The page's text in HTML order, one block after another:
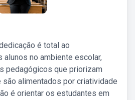
é total ao
no ambiente escolar,
pedagógicos que priorizam
alimentados por criatividade
é orientar os estudantes em